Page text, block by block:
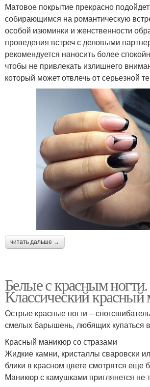
Матовое покрытие прекрасно
собирающимся на романтическую
особой изюминки и женственности
проведения встреч с деловыми
рекомендуется наносить более
чтобы не привлекать излишнего
который может отвлечь от серьезной
читать дальше →
Белые с красным ногти.
Классический
Острые красные ногти –
смелых барышень, любящих купаться
Красный маникюр со стразами
Жидкие камни, кристаллы сваровски
блики в красном цвете смотрятся еще
Маникюр с камушками приглянется не